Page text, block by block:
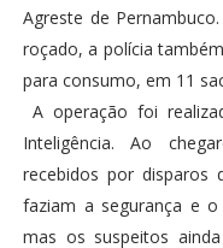
Agreste de
roçado, a polícia
para consumo, em 11
A operação foi
Inteligência. Ao
recebidos por disparos
faziam a segurança e
mas os suspeitos